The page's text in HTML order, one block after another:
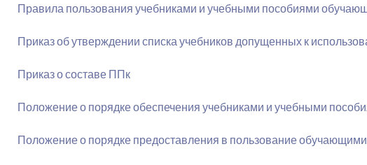
Правила пользования учебниками и учебными пособиями
Приказ об утверждении списка учебников допущенных к
Приказ о составе ППк
Положение о порядке обеспечения учебниками и учебными
Положение о порядке предоставления в пользование